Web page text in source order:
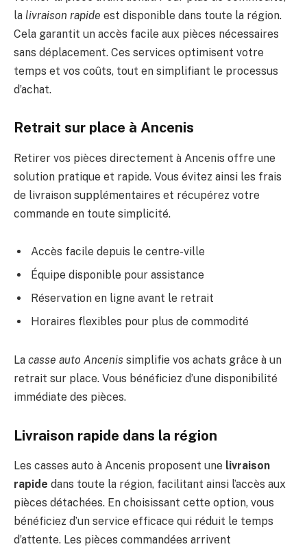
la livraison rapide est disponible dans toute la région.
Cela garantit un accès facile aux pièces nécessaires
sans déplacement. Ces services optimisent votre
temps et vos coûts, tout en simplifiant le processus
d’achat.
Retrait sur place à Ancenis
Retirer vos pièces directement à Ancenis offre une
solution pratique et rapide. Vous évitez ainsi les frais
de livraison supplémentaires et récupérez votre
commande en toute simplicité.
Accès facile depuis le centre-ville
Équipe disponible pour assistance
Réservation en ligne avant le retrait
Horaires flexibles pour plus de commodité
La casse auto Ancenis simplifie vos achats grâce à un
retrait sur place. Vous bénéficiez d’une disponibilité
immédiate des pièces.
Livraison rapide dans la région
Les casses auto à Ancenis proposent une livraison
rapide dans toute la région, facilitant ainsi l’accès aux
pièces détachées. En choisissant cette option, vous
bénéficiez d’un service efficace qui réduit le temps
d’attente. Les pièces commandées arrivent